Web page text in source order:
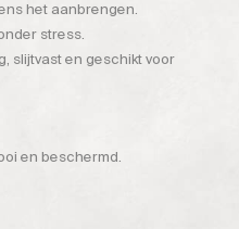
het aanbrengen.
stress.
slijtvast en geschikt voor
en beschermd.